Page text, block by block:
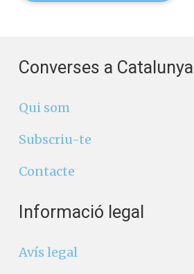
Converses a Catalunya
Qui som
Subscriu-te
Contacte
Informació legal
Avís legal